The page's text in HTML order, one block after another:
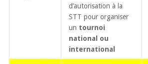
d’autorisation à la
STT pour organiser
un tournoi
national ou
international